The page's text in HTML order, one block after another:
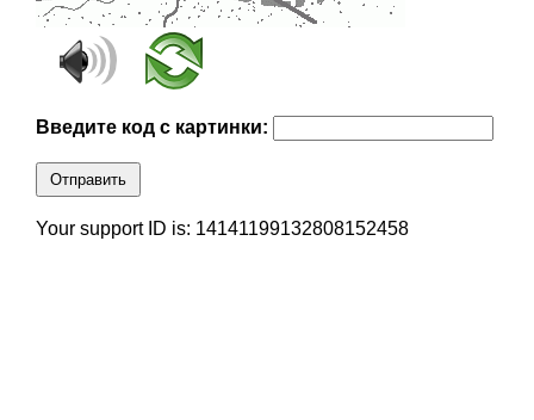
Введите код с картинки:
Отправить
Your support ID is: 14141199132808152458